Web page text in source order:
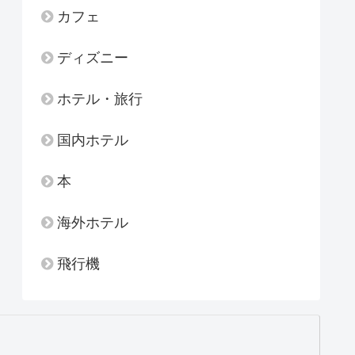
カフェ
ディズニー
ホテル・旅行
国内ホテル
本
海外ホテル
飛行機